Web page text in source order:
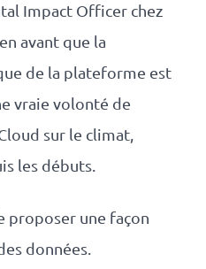
Impact Officer chez
avant que la
de la plateforme est
vraie volonté de
sur le climat,
les débuts.
proposer une façon
données.